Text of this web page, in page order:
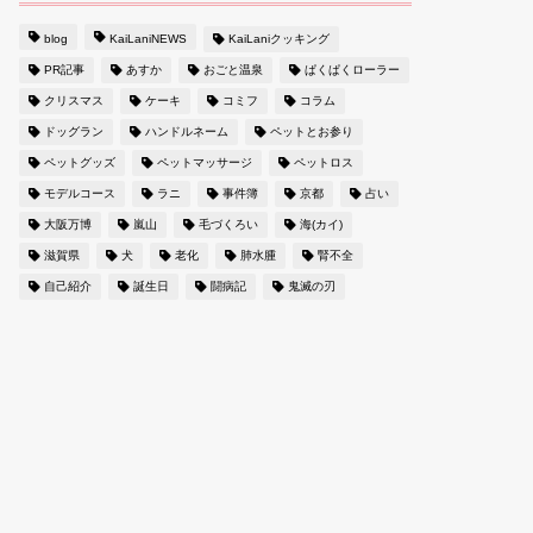
blog KaiLaniNEWS KaiLaniクッキング
PR記事 あすか おごと温泉 ぱくぱくローラー
クリスマス ケーキ コミフ コラム
ドッグラン ハンドルネーム ペットとお参り
ペットグッズ ペットマッサージ ペットロス
モデルコース ラニ 事件簿 京都 占い
大阪万博 嵐山 毛づくろい 海(カイ)
滋賀県 犬 老化 肺水腫 腎不全
自己紹介 誕生日 闘病記 鬼滅の刃